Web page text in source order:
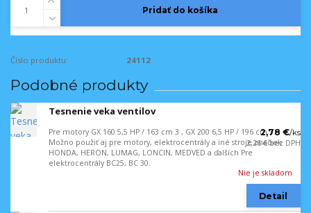
Pridať do košíka
Číslo produktu: 24112
Podobné produkty
Tesnenie veka ventilov
Pre motory GX 160 5,5 HP / 163 cm 3 , GX 200 6,5 HP / 196 cm 3
Možno použiť aj pre motory, elektrocentrály a iné stroje značiek
HONDA, HERON, LUMAG, LONCIN, MEDVED a ďalších Pre
elektrocentrály BC25, BC 30.
2,78 €/ks
2,26 €bez DPH
Nie je skladom
Detail